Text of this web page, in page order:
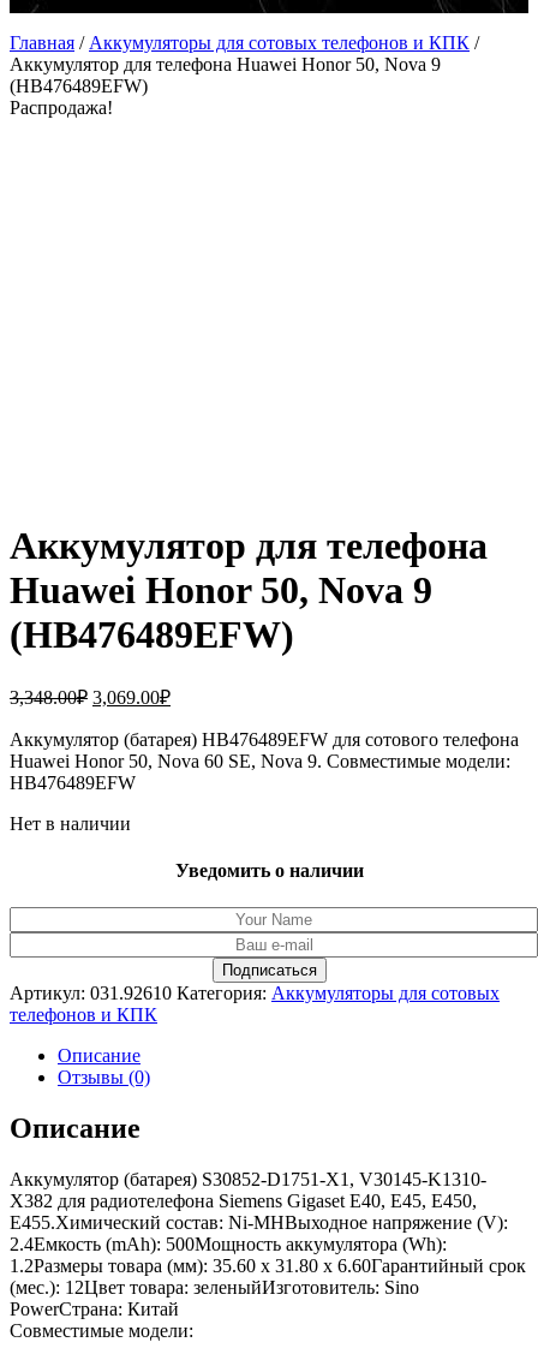
Главная / Аккумуляторы для сотовых телефонов и КПК /
Аккумулятор для телефона Huawei Honor 50, Nova 9
(HB476489EFW)
Распродажа!
Аккумулятор для телефона
Huawei Honor 50, Nova 9
(HB476489EFW)
3,348.00₽ Первоначальная
составляла
3,348.00₽.
3,069.00₽Текущая
3,069.00₽.
Аккумулятор (батарея) HB476489EFW для сотового телефона
Huawei Honor 50, Nova 60 SE, Nova 9. Совместимые модели:
HB476489EFW
Нет в наличии
Уведомить о наличии
Артикул: 031.92610 Категория: Аккумуляторы для сотовых
телефонов и КПК
Описание
Отзывы (0)
Описание
Аккумулятор (батарея) S30852-D1751-X1, V30145-K1310-
X382 для радиотелефона Siemens Gigaset E40, E45, E450,
E455.Химический состав: Ni-MHВыходное напряжение (V):
2.4Емкость (mAh): 500Мощность аккумулятора (Wh):
1.2Размеры товара (мм): 35.60 x 31.80 x 6.60Гарантийный срок
(мес.): 12Цвет товара: зеленыйИзготовитель: Sino
PowerСтрана: Китай
Совместимые модели: